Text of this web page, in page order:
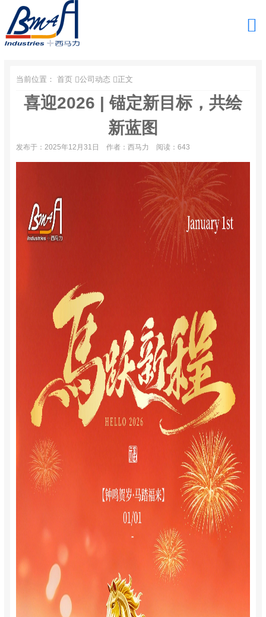
当前位置： 首页 公司动态 正文
喜迎2026 | 锚定新目标，共绘
新蓝图
发布于：2025年12月31日 作者：西马力 阅读：643